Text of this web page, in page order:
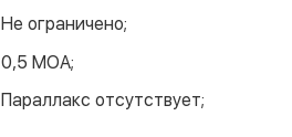
Не ограничено;
0,5 МОА;
Параллакс отсутствует;